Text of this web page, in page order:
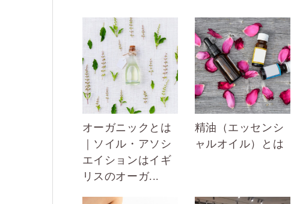
オーガニックとは
｜ソイル・アソシ
エイションはイギ
リスのオーガ...
精油（エッセンシ
ャルオイル）とは